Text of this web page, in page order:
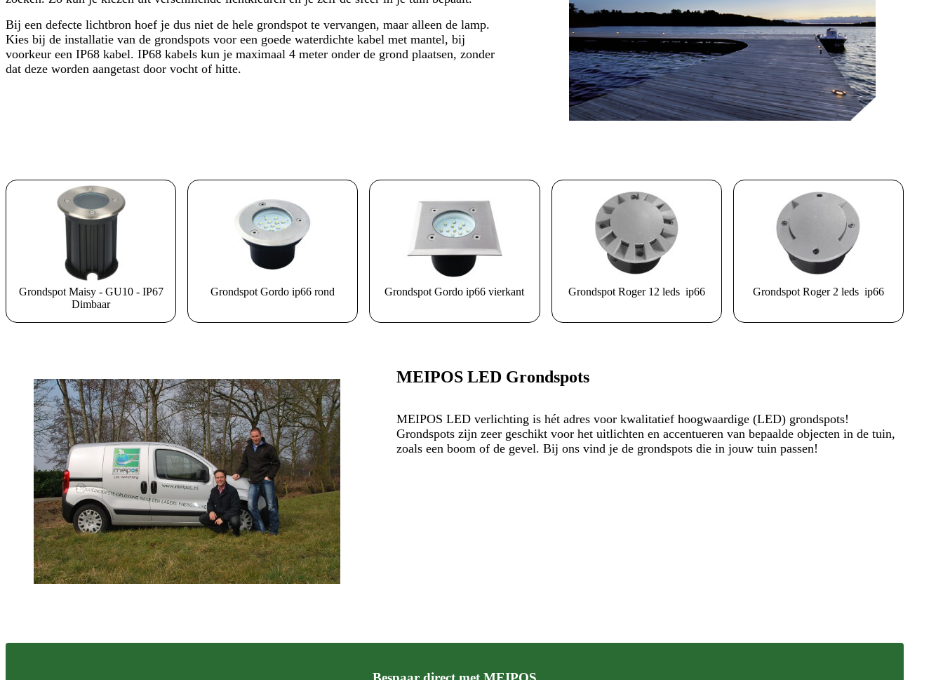
Bij een defecte lichtbron hoef je dus niet de hele grondspot te vervangen, maar alleen de lamp.
Kies bij de installatie van de grondspots voor een goede waterdichte kabel met mantel, bij
voorkeur een IP68 kabel. IP68 kabels kun je maximaal 4 meter onder de grond plaatsen, zonder
dat deze worden aangetast door vocht of hitte.
Grondspot Maisy - GU10 - IP67
Dimbaar
Grondspot Gordo ip66 rond Grondspot Gordo ip66 vierkant Grondspot Roger 12 leds ip66 Grondspot Roger 2 leds ip66
MEIPOS LED Grondspots
MEIPOS LED verlichting is hét adres voor kwalitatief hoogwaardige (LED) grondspots!
Grondspots zijn zeer geschikt voor het uitlichten en accentueren van bepaalde objecten in de tuin,
zoals een boom of de gevel. Bij ons vind je de grondspots die in jouw tuin passen!